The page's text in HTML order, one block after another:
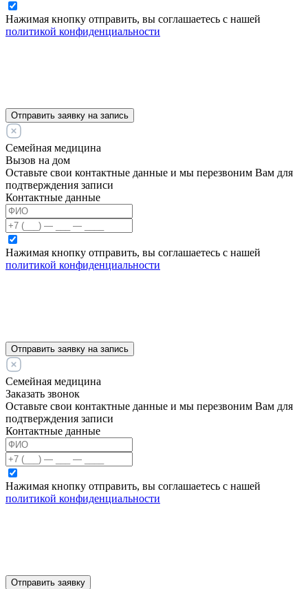
Нажимая кнопку отправить, вы соглашаетесь с нашей
политикой конфиденциальности
Отправить заявку на запись
Семейная медицина
Вызов на дом
Оставьте свои контактные данные и мы перезвоним Вам для
подтверждения записи
Контактные данные
Нажимая кнопку отправить, вы соглашаетесь с нашей
политикой конфиденциальности
Отправить заявку на запись
Семейная медицина
Заказать звонок
Оставьте свои контактные данные и мы перезвоним Вам для
подтверждения записи
Контактные данные
Нажимая кнопку отправить, вы соглашаетесь с нашей
политикой конфиденциальности
Отправить заявку